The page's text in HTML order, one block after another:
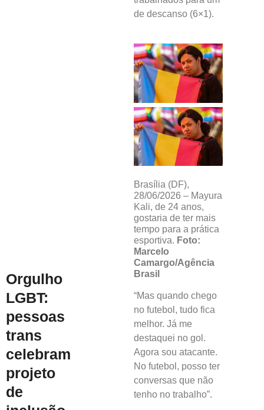
Orgulho
LGBT:
pessoas
trans
celebram
projeto
de
de descanso (6×1).
Brasília (DF),
28/06/2026 – Mayura
Kali, de 24 anos,
gostaria de ter mais
tempo para a prática
esportiva. Foto:
Marcelo
Camargo/Agência
Brasil
“Mas quando chego
no futebol, tudo fica
melhor. Já me
destaquei no gol.
Agora sou atacante.
No futebol, posso ter
conversas que não
tenho no trabalho”.